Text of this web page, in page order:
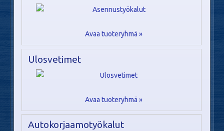
Avaa tuoteryhmä »
Ulosvetimet
Avaa tuoteryhmä »
Autokorjaamotyökalut